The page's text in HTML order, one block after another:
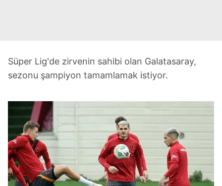
Süper Lig'de zirvenin sahibi olan Galatasaray,
sezonu şampiyon tamamlamak istiyor.